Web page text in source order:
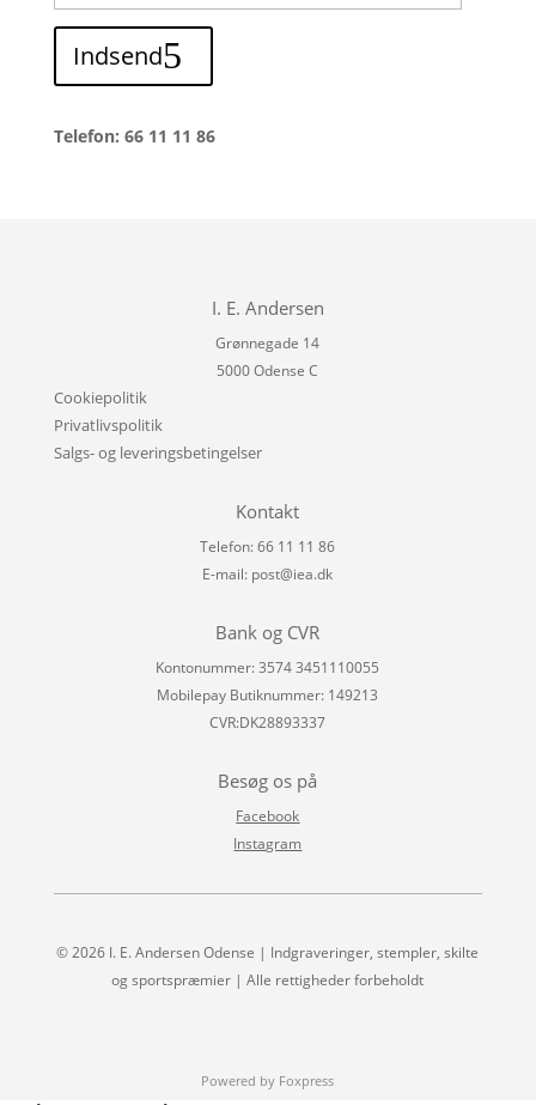
Indsend
Telefon: 66 11 11 86
I. E. Andersen
Grønnegade 14
5000 Odense C
Cookiepolitik
Privatlivspolitik
Salgs- og leveringsbetingelser
Kontakt
Telefon: 66 11 11 86
E-mail: post@iea.dk
Bank og CVR
Kontonummer: 3574 3451110055
Mobilepay Butiknummer: 149213
CVR:DK28893337
Besøg os på
Facebook
Instagram
© 2026 I. E. Andersen Odense | Indgraveringer, stempler, skilte
og sportspræmier | Alle rettigheder forbeholdt
Powered by Foxpress